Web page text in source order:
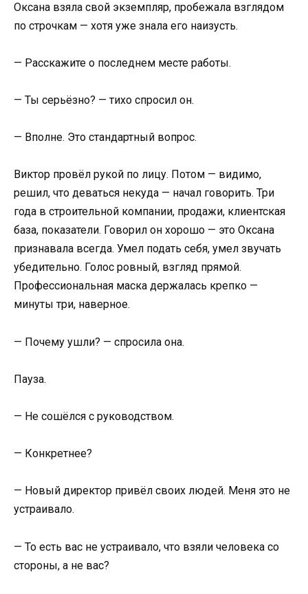
Оксана взяла свой экземпляр, пробежала взглядом
по строчкам — хотя уже знала его наизусть.
— Расскажите о последнем месте работы.
— Ты серьёзно? — тихо спросил он.
— Вполне. Это стандартный вопрос.
Виктор провёл рукой по лицу. Потом — видимо,
решил, что деваться некуда — начал говорить. Три
года в строительной компании, продажи, клиентская
база, показатели. Говорил он хорошо — это Оксана
признавала всегда. Умел подать себя, умел звучать
убедительно. Голос ровный, взгляд прямой.
Профессиональная маска держалась крепко —
минуты три, наверное.
— Почему ушли? — спросила она.
Пауза.
— Не сошёлся с руководством.
— Конкретнее?
— Новый директор привёл своих людей. Меня это не
устраивало.
— То есть вас не устраивало, что взяли человека со
стороны, а не вас?